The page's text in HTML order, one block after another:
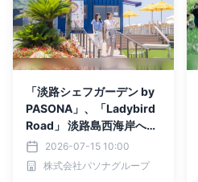
「淡路シェフガーデン by
PASONA」、「Ladybird
Road」 淡路島西海岸へも
っと気軽に！7月18日より
駐車場を無料開放！
2026-07-15 10:00
株式会社パソナグループ